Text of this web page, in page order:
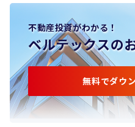
不動産投資がわかる！
ベルテックスの
無料でダウ